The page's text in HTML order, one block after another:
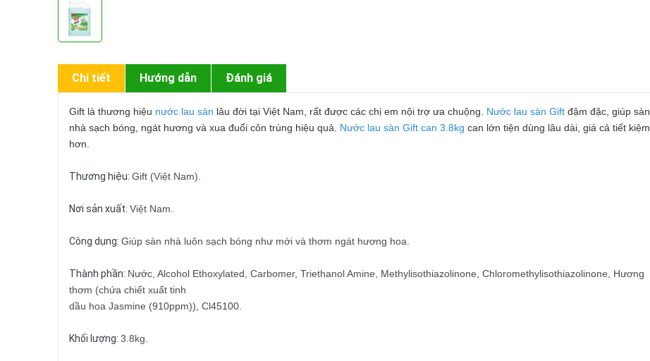
Chi tiết Hướng dẫn Đánh giá
Gift là thương hiệu nước lau sàn lâu đời tại Việt Nam, rất được các chị em nội trợ ưa chuộng. Nước lau sàn Gift đậm đặc, giúp sàn
nhà sạch bóng, ngát hương và xua đuổi côn trùng hiệu quả. Nước lau sàn Gift can 3.8kg can lớn tiện dùng lâu dài, giá cả tiết kiệm
hơn.
Thương hiệu: Gift (Việt Nam).
Nơi sản xuất: Việt Nam.
Công dụng: Giúp sàn nhà luôn sạch bóng như mới và thơm ngát hương hoa.
Thành phần: Nước, Alcohol Ethoxylated, Carbomer, Triethanol Amine, Methylisothiazolinone, Chloromethylisothiazolinone, Hương
thơm (chứa chiết xuất tinh
dầu hoa Jasmine (910ppm)), Cl45100.
Khối lượng: 3.8kg.